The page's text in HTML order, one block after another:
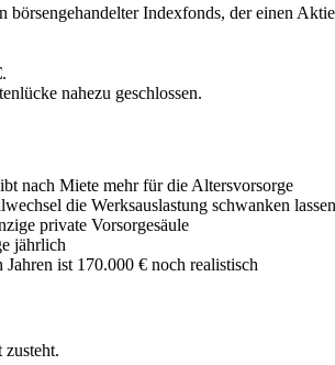
Indexfonds, der einen
.
nahezu geschlossen.
nach Miete mehr für die Altersvorsorge
die Werksauslastung schwanken lassen
private Vorsorgesäule
jährlich
ist 170.000 € noch realistisch